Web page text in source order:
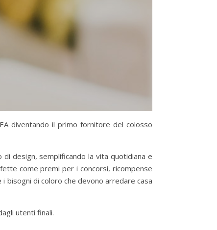
diventando il primo fornitore del colosso
design, semplificando la vita quotidiana e
come premi per i concorsi, ricompense
bisogni di coloro che devono arredare casa
utenti finali.